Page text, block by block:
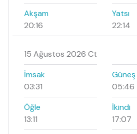
Akşam
20:16
Yatsı
22:14
15 Ağustos 2026 Ct
İmsak
03:31
Güneş
05:46
Öğle
13:11
İkindi
17:07